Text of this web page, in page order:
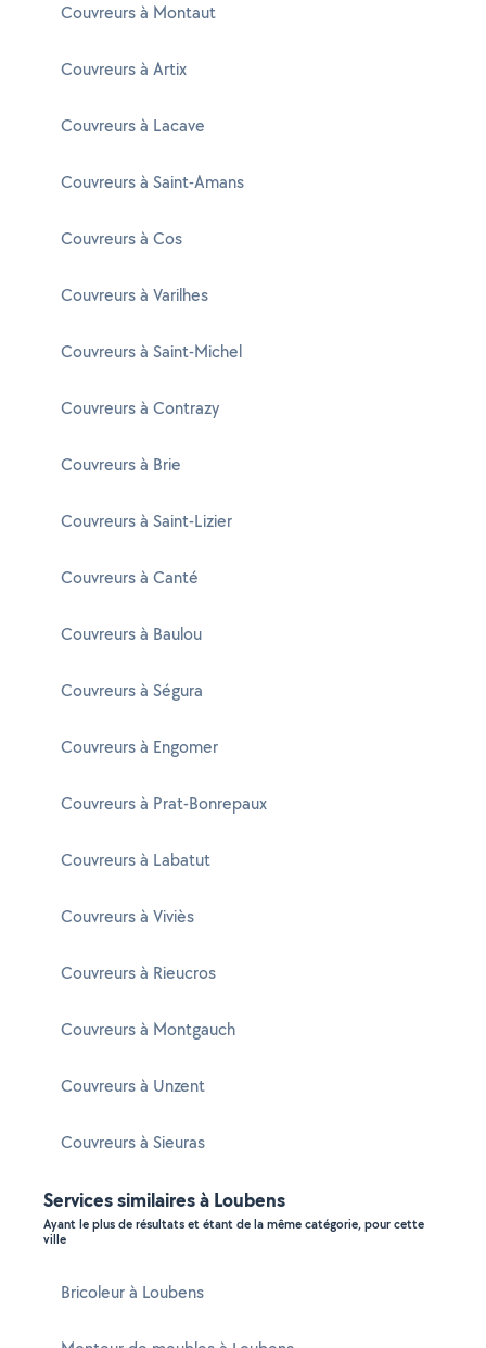
Couvreurs à Montaut
Couvreurs à Artix
Couvreurs à Lacave
Couvreurs à Saint-Amans
Couvreurs à Cos
Couvreurs à Varilhes
Couvreurs à Saint-Michel
Couvreurs à Contrazy
Couvreurs à Brie
Couvreurs à Saint-Lizier
Couvreurs à Canté
Couvreurs à Baulou
Couvreurs à Ségura
Couvreurs à Engomer
Couvreurs à Prat-Bonrepaux
Couvreurs à Labatut
Couvreurs à Viviès
Couvreurs à Rieucros
Couvreurs à Montgauch
Couvreurs à Unzent
Couvreurs à Sieuras
Services similaires à Loubens
Ayant le plus de résultats et étant de la même catégorie, pour cette
ville
Bricoleur à Loubens